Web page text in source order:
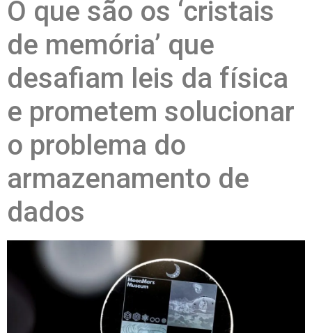
O que são os ‘cristais
de memória’ que
desafiam leis da física
e prometem solucionar
o problema do
armazenamento de
dados